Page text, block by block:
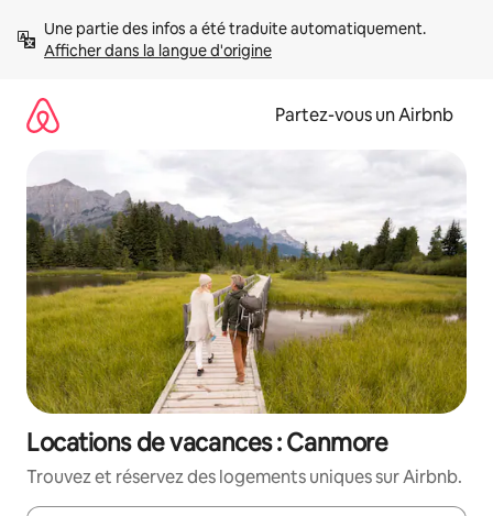
directement
Afficher dans la langue d'origine
Partez-vous un Airbnb
Locations de vacances : Canmore
Trouvez et réservez des logements uniques sur Airbnb.